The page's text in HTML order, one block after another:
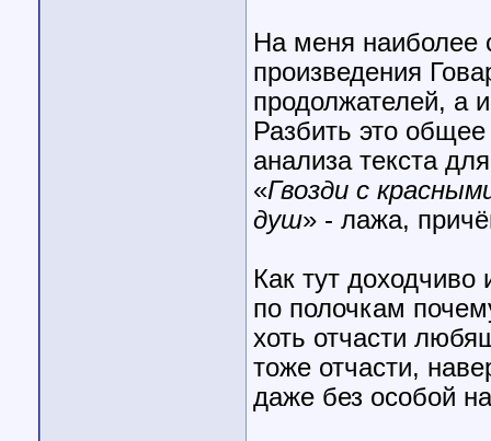
На меня наиболее
произведения
продолжателей, а
Разбить это
анализа текста
«Гвозди с
душ» - лажа,
Как тут
по полочкам
хоть отчасти
тоже отчасти,
даже без особой